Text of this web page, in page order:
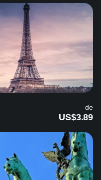
de
US$3.89